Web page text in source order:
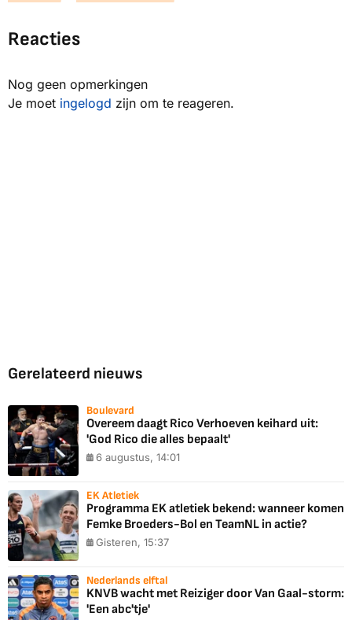
Reacties
Nog geen opmerkingen
Je moet ingelogd zijn om te reageren.
Gerelateerd nieuws
Boulevard
Overeem daagt Rico Verhoeven keihard uit:
'God Rico die alles bepaalt'
6 augustus, 14:01
EK Atletiek
Programma EK atletiek bekend: wanneer komen
Femke Broeders-Bol en TeamNL in actie?
Gisteren, 15:37
Nederlands elftal
KNVB wacht met Reiziger door Van Gaal-storm:
'Een abc'tje'